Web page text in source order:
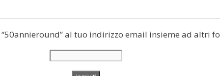
al tuo indirizzo email insieme ad altri